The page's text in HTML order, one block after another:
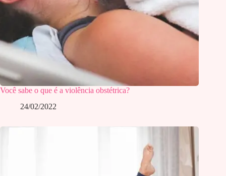
Você sabe o que é a violência obstétrica?
24/02/2022